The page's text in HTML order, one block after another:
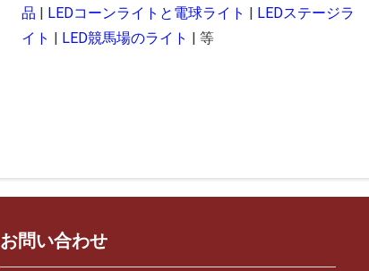
品 | LEDコーンライトと電球ライト | LEDステージラ
イト | LED競馬場のライト | 等
お問い合わせ